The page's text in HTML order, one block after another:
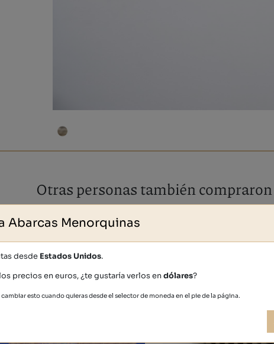
Otras personas también compraron
Abarcas Menorquinas
desde Estados Unidos.
precios en euros, ¿te gustaría verlos endólares?
esto cuando quieras desde el selector de moneda en el pie de la página.